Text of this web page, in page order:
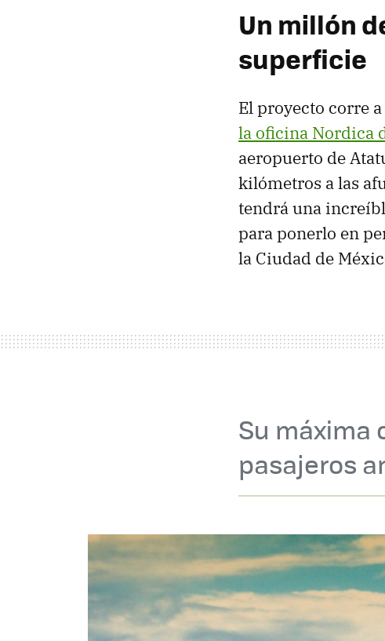
Un millón
superficie
El proyecto corre
la oficina Nordica
aeropuerto de
kilómetros a las
tendrá una
para ponerlo en
la Ciudad de
Su máxima
pasajeros